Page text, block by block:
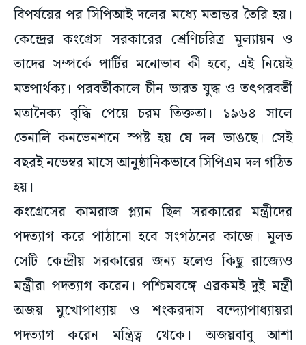
কেন্দ্রের কংগ্রেস সরকারের শ্রেণিচরিত্র মূল্যায়ন ও
তাদের সম্পর্কে পার্টির মনোভাব কী হবে, এই নিয়েই
মতপার্থক্য। পরবর্তীকালে চীন ভারত যুদ্ধ ও তৎপরবর্তী
মতানৈক্য বৃদ্ধি পেয়ে চরম তিক্ততা। ১৯৬৪ সালে
তেনালি কনভেনশনে স্পষ্ট হয় যে দল ভাঙছে। সেই
বছরই নভেম্বর মাসে আনুষ্ঠানিকভাবে সিপিএম দল গঠিত
হয়।
কংগ্রেসের কামরাজ প্ল্যান ছিল সরকারের মন্ত্রীদের
পদত্যাগ করে পাঠানো হবে সংগঠনের কাজে। মূলত
সেটি কেন্দ্রীয় সরকারের জন্য হলেও কিছু রাজ্যেও
মন্ত্রীরা পদত্যাগ করেন। পশ্চিমবঙ্গে এরকমই দুই মন্ত্রী
অজয় মুখোপাধ্যায় ও শংকরদাস বন্দ্যোপাধ্যায়রা
পদত্যাগ করেন মন্ত্রিত্ব থেকে। অজয়বাবু আশা
করেছিলেন তাঁর পদত্যাগপত্র গ্রহণ করা হবে না। অথচ